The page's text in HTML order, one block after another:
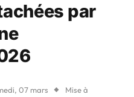
par
07 mars Mise à